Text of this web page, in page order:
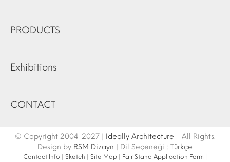
PRODUCTS
Exhibitions
CONTACT
© Copyright 2004-2027 | Ideally Architecture - All Rights.
Design by RSM Dizayn | Dil Seçeneği : Türkçe
Contact Info Sketch Site Map| Fair Stand Application Form